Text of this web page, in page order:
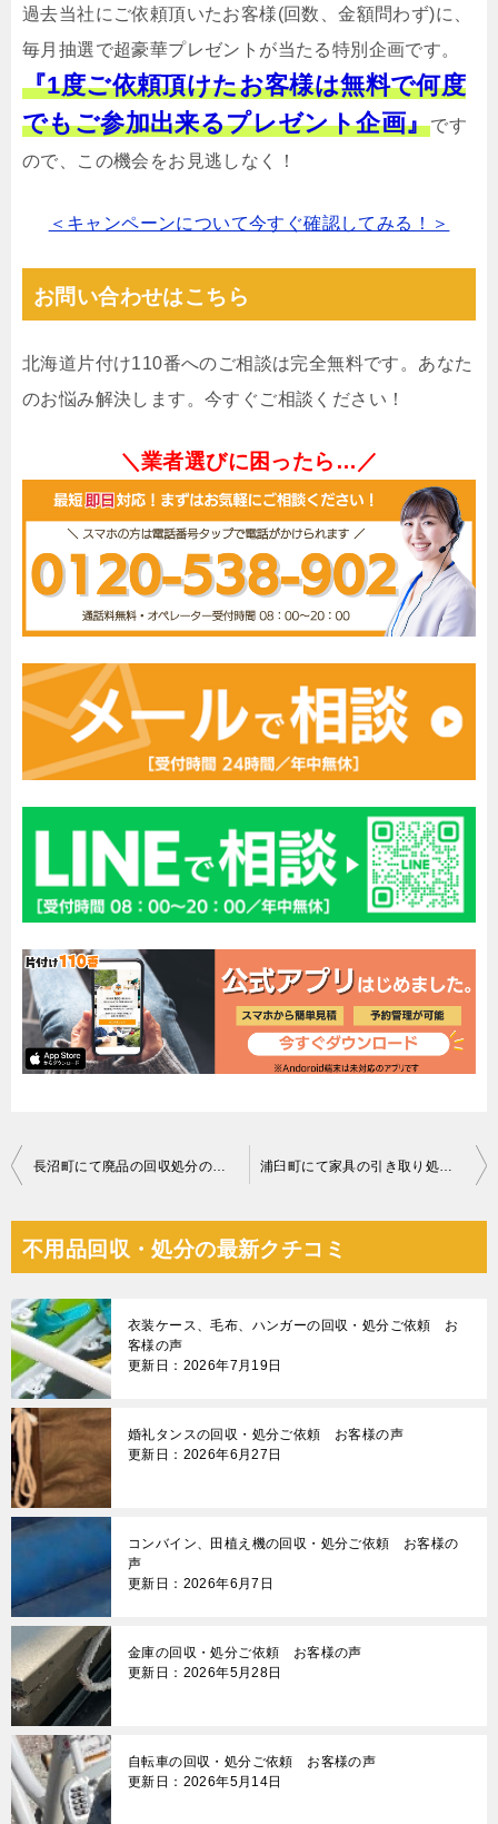
過去当社にご依頼頂いたお客様(回数、金額問わず)に、
毎月抽選で超豪華プレゼントが当たる特別企画です。
『1度ご依頼頂けたお客様は無料で何度
でもご参加出来るプレゼント企画』です
ので、この機会をお見逃しなく！
＜キャンペーンについて今すぐ確認してみる！＞
お問い合わせはこちら
北海道片付け110番へのご相談は完全無料です。あなた
のお悩み解決します。今すぐご相談ください！
＼業者選びに困ったら…／
投
ナ
ビ
ゲ
ー
シ
ョ
ン
長沼町にて廃品の回収処分のご依頼 お客様の声 浦臼町にて家具の引き取り処分のご依頼 お客様の声
不用品回収・処分の最新クチコミ
衣装ケース、毛布、ハンガーの回収・処分ご依頼 お
客様の声
更新日：2026年7月19日
婚礼タンスの回収・処分ご依頼 お客様の声
更新日：2026年6月27日
コンバイン、田植え機の回収・処分ご依頼 お客様の
声
更新日：2026年6月7日
金庫の回収・処分ご依頼 お客様の声
更新日：2026年5月28日
自転車の回収・処分ご依頼 お客様の声
更新日：2026年5月14日